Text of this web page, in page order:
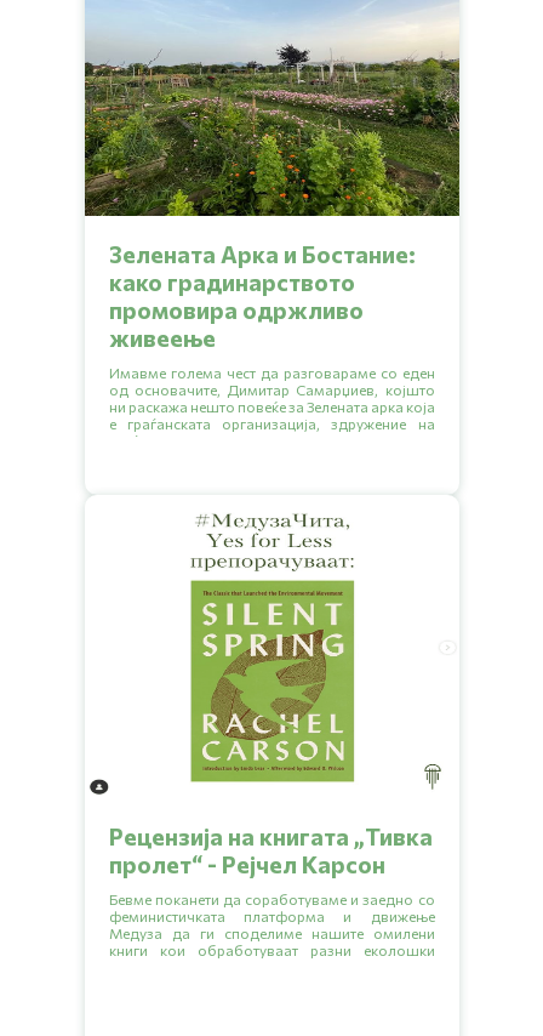
Зелената Арка и Бостание:
како градинарството
промовира одржливо
живеење
Имавме голема чест да разговараме со еден
од основачите, Димитар Самарџиев, којшто
ни раскажа нешто повеќе за Зелената арка која
е граѓанската организација, здружение на
граѓани или невладина организација
Скопје“. Во овој разговор ќе дознаеме повеќе
за нивната инспирација, мисија и визија за
иднината. Ќе откриеме заедно како започнало
се, кои се предизвиците со кои се соочуваат и
какви совети имаат за сите нас. Подгответе се
за кратко читање и инспирација од нив за
создавање на поголеми еколошки навики.
Рецензија на книгата „Тивка
пролет“ - Рејчел Карсон
Бевме поканети да соработуваме и заедно со
феминистичката платформа и движење
Медуза да ги споделиме нашите омилени
книги кои обработуваат разни еколошки